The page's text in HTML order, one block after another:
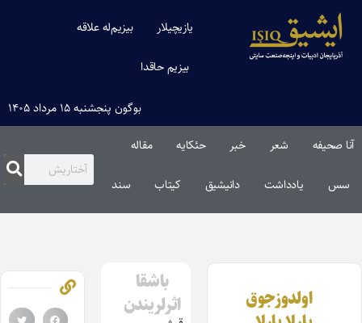
یازیچیلار بیزیم‌له علاقه
بیزیم حاقدا
بوگون پنجشنبه ۱۵ مرداد ۱۴۰۵
آنا صحیفه شعر خبر حئکایه مقاله‌
سس یادداشت دانیشیق کیتاب سند
اولدوزجوق
باشقا
اثرلریندن